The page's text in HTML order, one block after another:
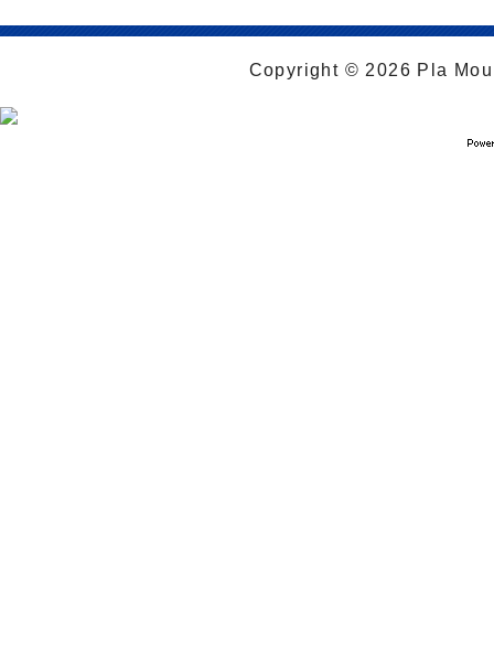
Copyright © 2026 Pla